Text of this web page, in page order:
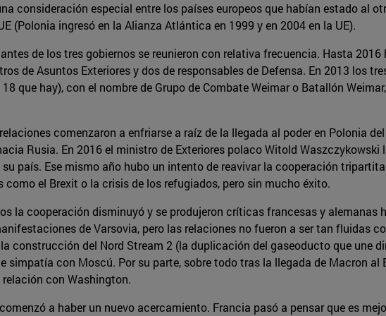
consideración especial entre los países europeos que habían estado al
(Polonia ingresó en la Alianza Atlántica en 1999 y en 2004 en la UE).
de los tres gobiernos se reunieron con relativa frecuencia. Hasta
de Asuntos Exteriores y dos de responsables de Defensa. En 2013 los
que hay), con el nombre de Grupo de Combate Weimar o Batallón
comenzaron a enfriarse a raíz de la llegada al poder en Polonia
Rusia. En 2016 el ministro de Exteriores polaco Witold Waszczykowski
país. Ese mismo año hubo un intento de reavivar la cooperación
como el Brexit o la crisis de los refugiados, pero sin mucho éxito.
la cooperación disminuyó y se produjeron críticas francesas y alemanas
de Varsovia, pero las relaciones no fueron a ser tan fluidas
construcción del Nord Stream 2 (la duplicación del gaseoducto que une
simpatía con Moscú. Por su parte, sobre todo tras la llegada de Macron
con Washington.
a haber un nuevo acercamiento. Francia pasó a pensar que es